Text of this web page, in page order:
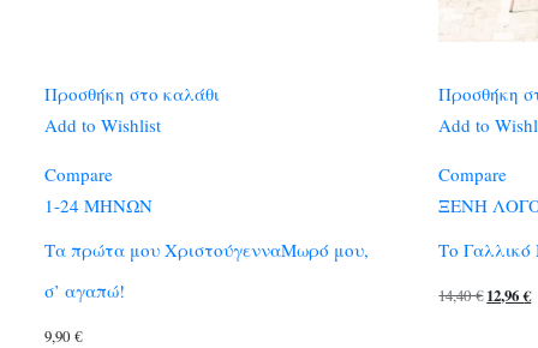
Προσθήκη στο καλάθι
Add to Wishlist
Compare
1-24 ΜΗΝΩΝ
Τα πρώτα μου ΧριστούγενναΜωρό μου,
σ’ αγαπώ!
9,90 €
Προσθήκη
Add to
Compare
ΞΕΝΗ
Το
14,40€ Original
12,96€Η